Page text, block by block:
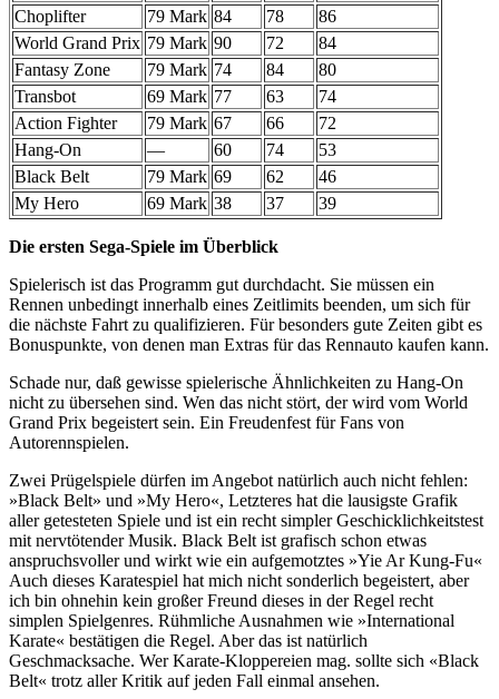
Choplifter 79 Mark 84 78
86
World Grand Prix 79 Mark 90 72
84
Fantasy Zone
79 Mark 74 84
80
Transbot
69 Mark 77 63
74
Action Fighter
79 Mark 67 66
72
Hang-On
— 60 74
53
Black Belt
79 Mark 69 62
46
My Hero
69 Mark 38 37 39
Die ersten Sega-Spiele im Überblick
Spielerisch ist das Programm gut durchdacht. Sie müssen ein
Rennen unbedingt innerhalb eines Zeitlimits beenden, um sich für
die nächste Fahrt zu qualifizieren. Für besonders gute Zeiten gibt es
Bonuspunkte, von denen man Extras für das Rennauto kaufen kann.
Schade nur, daß gewisse spielerische Ähnlichkeiten zu Hang-On
nicht zu übersehen sind. Wen das nicht stört, der wird vom World
Grand Prix begeistert sein. Ein Freudenfest für Fans von
Autorennspielen.
Zwei Prügelspiele dürfen im Angebot natürlich auch nicht fehlen:
»Black Belt» und »My Hero«, Letzteres hat die lausigste Grafik
aller getesteten Spiele und ist ein recht simpler Geschicklichkeitstest
mit nervtötender Musik. Black Belt ist grafisch schon etwas
anspruchsvoller und wirkt wie ein aufgemotztes »Yie Ar Kung-Fu«
Auch dieses Karatespiel hat mich nicht sonderlich begeistert, aber
ich bin ohnehin kein großer Freund dieses in der Regel recht
simplen Spielgenres. Rühmliche Ausnahmen wie »International
Karate« bestätigen die Regel. Aber das ist natürlich
Geschmacksache. Wer Karate-Kloppereien mag. sollte sich «Black
Belt« trotz aller Kritik auf jeden Fall einmal ansehen.